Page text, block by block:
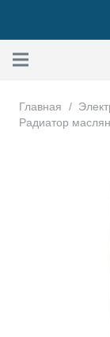
Главная /
Радиатор